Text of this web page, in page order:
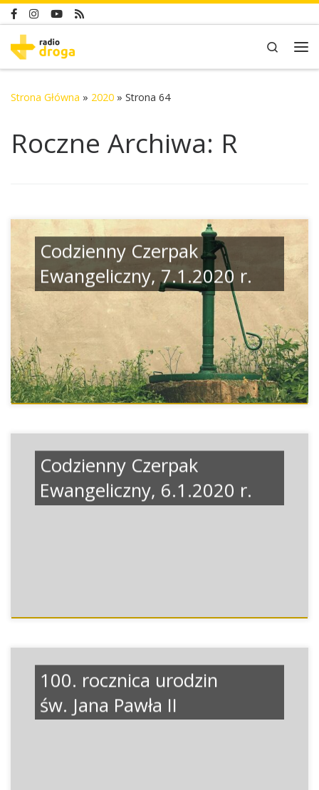
Skip to content
Search
Strona Główna » 2020 » Strona 64
Roczne Archiwa: R
Codzienny Czerpak
Ewangeliczny, 7.1.2020 r.
Codzienny Czerpak
Ewangeliczny, 6.1.2020 r.
100. rocznica urodzin
św. Jana Pawła II